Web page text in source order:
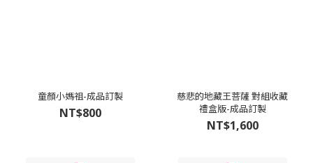
童顏小媽祖-成品訂製
NT$800
慈悲的地藏王菩薩 對組收藏
禮盒版-成品訂製
NT$1,600